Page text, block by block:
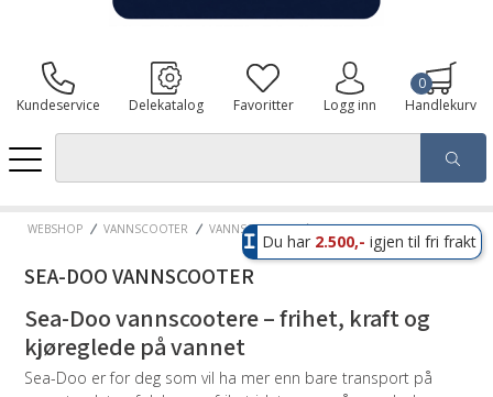
Kundeservice Delekatalog Favoritter Logg inn Handlekurv
0
WEBSHOP VANNSCOOTER VANNSCOOTER SEA-DOO VANNSCOOTER
Du har 2.500,- igjen til fri frakt
SEA-DOO VANNSCOOTER
Sea-Doo vannscootere – frihet, kraft og
kjøreglede på vannet
Sea-Doo er for deg som vil ha mer enn bare transport på